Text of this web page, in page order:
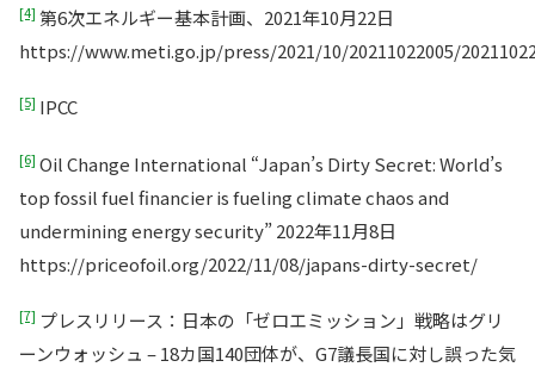
[4] 第6次エネルギー基本計画、2021年10月22日
https://www.meti.go.jp/press/2021/10/20211022005/
[5] IPCC
[6] Oil Change International “Japan’s Dirty Secret: World’s
top fossil fuel financier is fueling climate chaos and
undermining energy security” 2022年11月8日
https://priceofoil.org/2022/11/08/japans-dirty-secret/
[7] プレスリリース：日本の「ゼロエミッション」戦略はグリ
ーンウォッシュ – 18カ国140団体が、G7議長国に対し誤った気